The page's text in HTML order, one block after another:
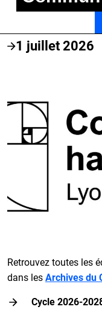
1 juillet 2026
Retrouvez toutes les
dans les Archives du
Cycle 2026-